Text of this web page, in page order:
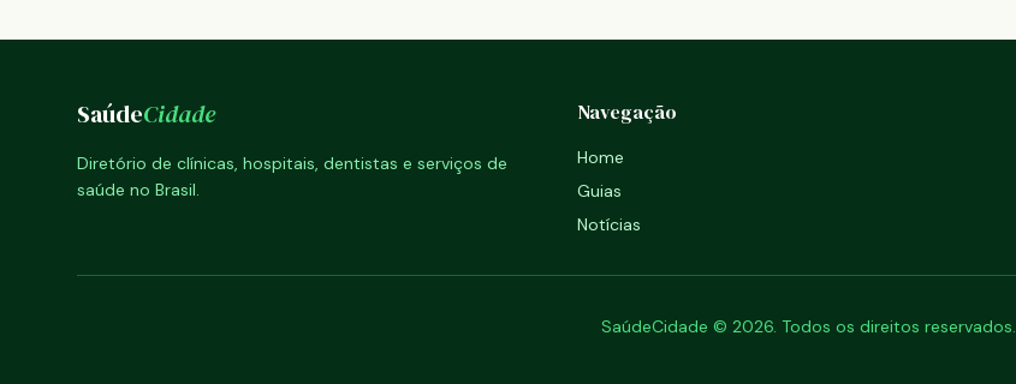
SaúdeCidade
Diretório de clínicas, hospitais, dentistas e serviços de
saúde no Brasil.
Navegação
Home
Guias
Notícias
SaúdeCidade © 2026. Todos os direitos reservados.